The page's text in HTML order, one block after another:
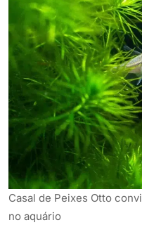
Casal de Peixes Otto
no aquário